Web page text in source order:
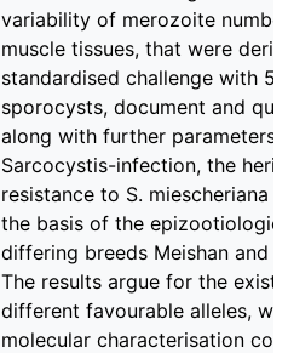
variability of merozoite
muscle tissues, that were
standardised challenge with
sporocysts, document and
along with further parameters
Sarcocystis-infection, the
resistance to S. miescheriana
the basis of the
differing breeds Meishan and
The results argue for the
different favourable alleles,
molecular characterisation